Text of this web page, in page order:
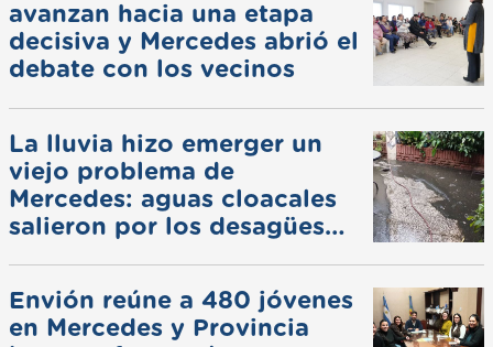
avanzan hacia una etapa
decisiva y Mercedes abrió el
debate con los vecinos
La lluvia hizo emerger un
viejo problema de
Mercedes: aguas cloacales
salieron por los desagües
Envión reúne a 480 jóvenes
en Mercedes y Provincia